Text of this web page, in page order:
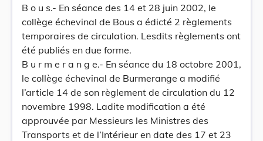
B o u s.- En séance des 14 et 28 juin 2002, le
collège échevinal de Bous a édicté 2 règlements
temporaires de circulation. Lesdits règlements ont
été publiés en due forme.
B u r m e r a n g e.- En séance du 18 octobre 2001,
le collège échevinal de Burmerange a modifié
l’article 14 de son règlement de circulation du 12
novembre 1998. Ladite modification a été
approuvée par Messieurs les Ministres des
Transports et de l’Intérieur en date des 17 et 23